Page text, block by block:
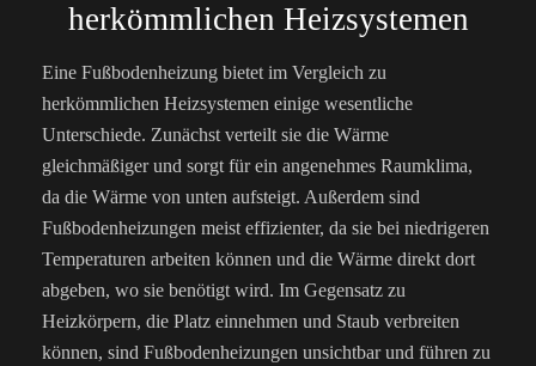
herkömmlichen Heizsystemen
Eine Fußbodenheizung bietet im Vergleich zu
herkömmlichen Heizsystemen einige wesentliche
Unterschiede. Zunächst verteilt sie die Wärme
gleichmäßiger und sorgt für ein angenehmes Raumklima,
da die Wärme von unten aufsteigt. Außerdem sind
Fußbodenheizungen meist effizienter, da sie bei niedrigeren
Temperaturen arbeiten können und die Wärme direkt dort
abgeben, wo sie benötigt wird. Im Gegensatz zu
Heizkörpern, die Platz einnehmen und Staub verbreiten
können, sind Fußbodenheizungen unsichtbar und führen zu